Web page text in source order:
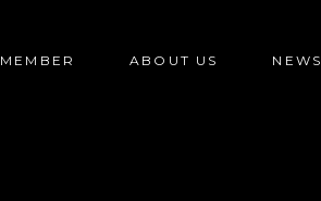
MEMBER ABOUT US NEWS